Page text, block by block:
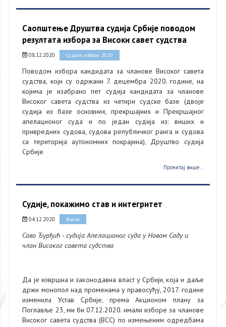
Саопштење Друштва судија Србије поводом
резултата избора за Високи савет судства
08.12.2020 Судски избори 2020
Поводом избора кандидата за чланове Високог савета
судства, који су одржани 7. децембра 2020. године, на
којима је изабрано пет судија кандидата за чланове
Високог савета судства из четири судске базе (двоје
судија из базе основних, прекршајних и Прекршајног
апелационог суда и по један судија из: виших и
привредних судова, судова републичког ранга и судова
са територија аутономних покрајина), Друштво судија
Србије
Прочитај више...
Судије, покажимо став и интегритет
04.12.2020 Вести
Саво Ђурђић - судија Апелационог суда у Новом Саду и
члан Високог савета судства
Да је извршна и законодавна власт у Србији, која и даље
држи монопол над променама у правосуђу, 2017. године
изменила Устав Србије, према Акционом плану за
Поглавље 23, ми би 07.12.2020. имали изборе за чланове
Високог савета судства (ВСС) по измењеним одредбама